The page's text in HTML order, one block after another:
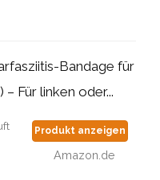
Bandage für
Für linken oder...
Produkt anzeigen
Amazon.de